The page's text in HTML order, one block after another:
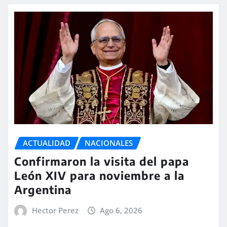
ACTUALIDAD NACIONALES
Confirmaron la visita del papa
León XIV para noviembre a la
Argentina
Hector Perez Ago 6, 2026